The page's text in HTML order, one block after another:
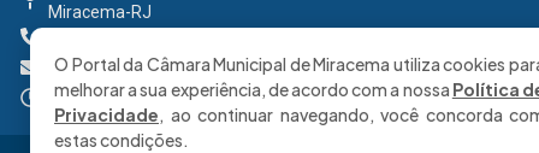
Miracema-RJ
secretaria@cmmiracema.rj.gov.br
Segunda à Sexta: 08:00 às 17:00 hrs
O Portal da Câmara Municipal de Miracema utiliza cookies
melhorar a sua experiência, de acordo com a nossa Política
Privacidade, ao continuar navegando, você concorda
estas condições.